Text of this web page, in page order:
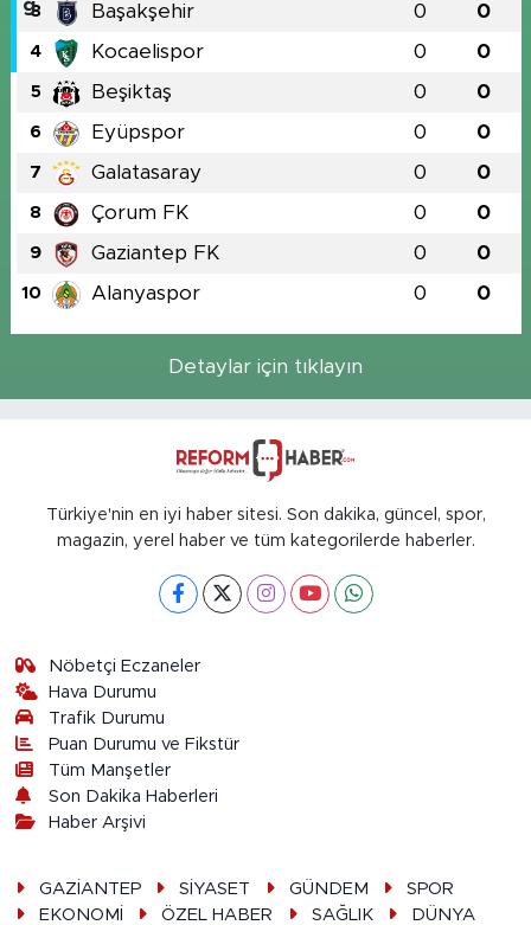
3 Başakşehir 0 0
4 Kocaelispor 0 0
5 Beşiktaş 0 0
6 Eyüpspor 0 0
7 Galatasaray 0 0
8 Çorum FK 0 0
9 Gaziantep FK 0 0
10 Alanyaspor 0 0
Detaylar için tıklayın
Türkiye'nin en iyi haber sitesi. Son dakika, güncel, spor,
magazin, yerel haber ve tüm kategorilerde haberler.
Nöbetçi Eczaneler
Hava Durumu
Trafik Durumu
Puan Durumu ve Fikstür
Tüm Manşetler
Son Dakika Haberleri
Haber Arşivi
GAZİANTEP SİYASET GÜNDEM
SPOR
EKONOMİ
ÖZEL HABER SAĞLIK DÜNYA